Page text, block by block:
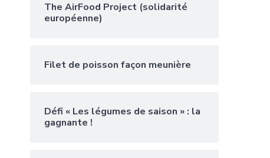
The AirFood Project (solidarité
européenne)
Filet de poisson façon meunière
Défi « Les légumes de saison » : la
gagnante !